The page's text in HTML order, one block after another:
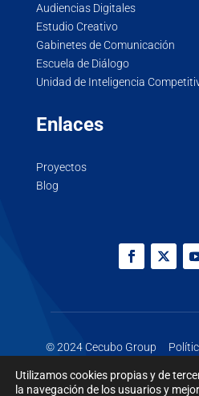
Audiencias Digitales
Estudio Creativo
Gabinetes de Comunicación
Escuela de Diálogo
Unidad de Inteligencia
Enlaces
Proyectos
Blog
© 2024 Cecubo Group
Utilizamos cookies propias y de
la navegación de los usuarios y